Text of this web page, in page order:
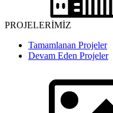
PROJELERİMİZ
Tamamlanan Projeler
Devam Eden Projeler